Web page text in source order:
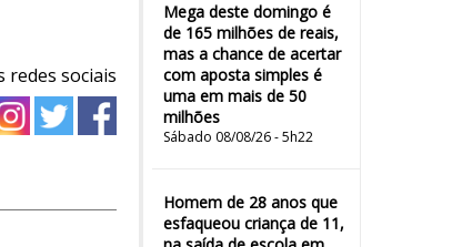
Mega deste domingo é
de 165 milhões de reais,
mas a chance de acertar
com aposta simples é
uma em mais de 50
milhões
Sábado 08/08/26 - 5h22
Homem de 28 anos que
esfaqueou criança de 11,
redes sociais